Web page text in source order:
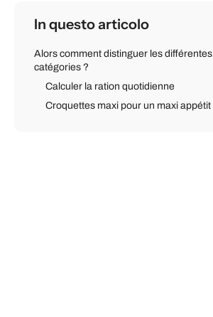
In questo articolo
Alors comment distinguer les différentes
catégories ?
Calculer la ration quotidienne
Croquettes maxi pour un maxi appétit